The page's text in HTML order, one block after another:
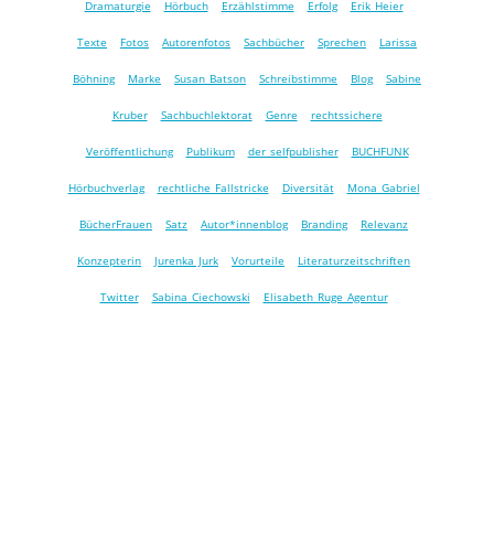
Dramaturgie Hörbuch Erzählstimme Erfolg Erik Heier
Texte Fotos Autorenfotos Sachbücher Sprechen Larissa
Böhning Marke Susan Batson Schreibstimme Blog Sabine
Kruber Sachbuchlektorat Genre rechtssichere
Veröffentlichung Publikum der selfpublisher BUCHFUNK
Hörbuchverlag rechtliche Fallstricke Diversität Mona Gabriel
BücherFrauen Satz Autor*innenblog Branding Relevanz
Konzepterin Jurenka Jurk Vorurteile Literaturzeitschriften
Twitter Sabina Ciechowski Elisabeth Ruge Agentur